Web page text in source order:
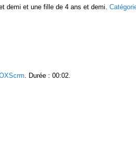
demi et une fille de 4 ans et demi.
. Durée : 00:02.